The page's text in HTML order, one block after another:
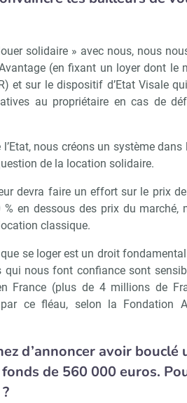
solidaire » avec nous, nous
(en fixant un loyer dont le
et sur le dispositif d’Etat Visale
au propriétaire en cas de
nous créons un système dans
de la location solidaire.
devra faire un effort sur le prix
en dessous des prix du marché,
classique.
se loger est un droit
qui nous font confiance sont
France (plus de 4 millions de
ce fléau, selon la Fondation
d’annoncer avoir bouclé
de 560 000 euros.
Matin Abonnez-vous
Non merci, je reçois déjà ! Je